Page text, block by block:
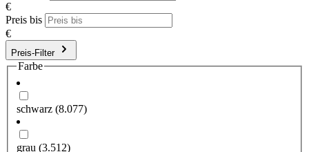
€
Preis bis
€
Preis-Filter
Farbe
schwarz (8.077)
grau (3.512)